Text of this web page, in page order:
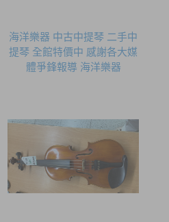
海洋樂器 中古中提琴 二手中
提琴 全館特價中 感謝各大媒
體爭鋒報導 海洋樂器